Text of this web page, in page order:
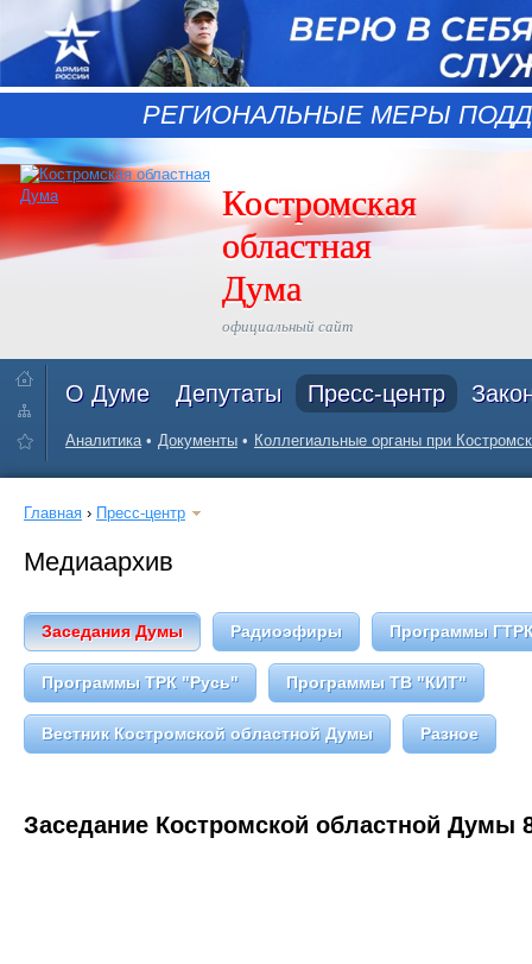
РЕГИОНАЛЬНЫЕ МЕРЫ
Костромская
областная
Дума
официальный сайт
О Думе Депутаты Пресс-центр
Аналитика Документы Коллегиальные органы при
Главная › Пресс-центр
Медиаархив
Заседания Думы Радиоэфиры Программы
Программы ТРК "Русь" Программы ТВ "КИТ"
Вестник Костромской областной Думы Разное
Заседание Костромской областной Думы